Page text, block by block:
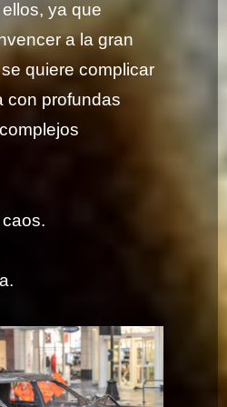
ya que
a la gran
quiere complicar
con profundas